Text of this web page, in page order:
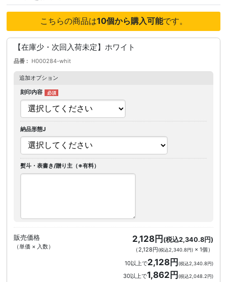
こちらの商品は10個から購入可能です。
【在庫少・次回入荷未定】ホワイト
品番 H000284-whit
追加オプション
刻印内容
納品形態J
熨斗・表書き/贈り主（※有料）
販売価格
（単価 × 入数）
2,128円(税込2,340.8円)
（ 2,128円(税込2,340.8円)× 1個 ）
10以上で2,128円 (税込2,340.8円)
30以上で1,862円 (税込2,048.2円)